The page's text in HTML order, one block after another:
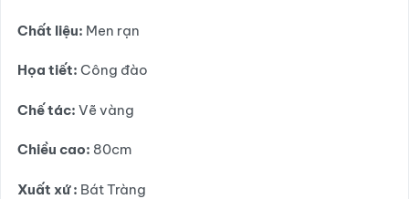
sao
Chất liệu: Men rạn
Họa tiết: Công đào
Chế tác: Vẽ vàng
Chiều cao: 80cm
Xuất xứ : Bát Tràng